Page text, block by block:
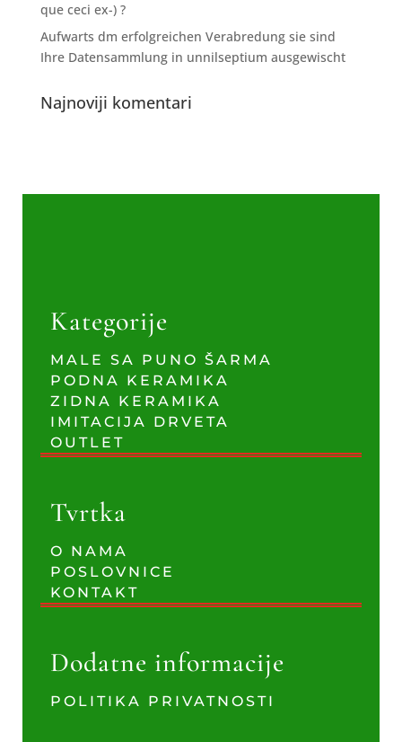
que ceci ex-) ?
Aufwarts dm erfolgreichen Verabredung sie sind
Ihre Datensammlung in unnilseptium ausgewischt
Najnoviji komentari
Kategorije
MALE SA PUNO ŠARMA
PODNA KERAMIKA
ZIDNA KERAMIKA
IMITACIJA DRVETA
OUTLET
Tvrtka
O NAMA
POSLOVNICE
KONTAKT
Dodatne informacije
POLITIKA PRIVATNOSTI